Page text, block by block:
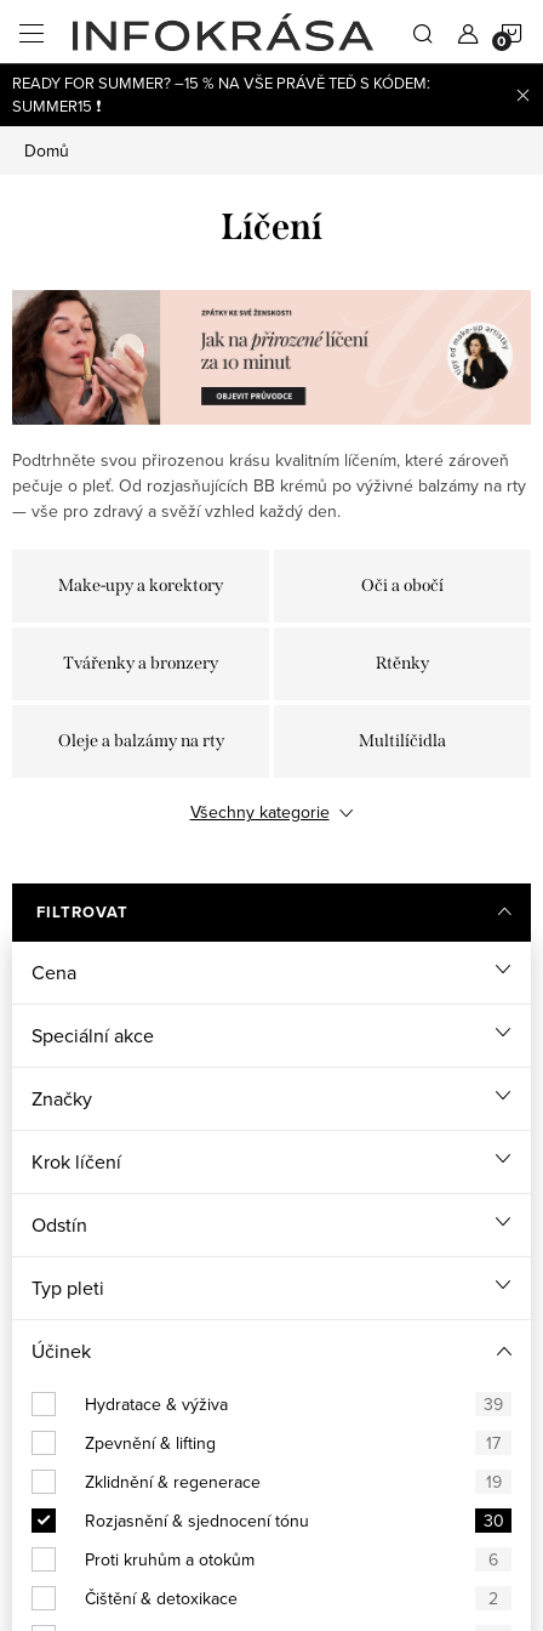
obsah
READY FOR SUMMER? –15 % NA VŠE PRÁVĚ TEĎ S KÓDEM:
SUMMER15 ❗
Domů
Líčení
Podtrhněte svou přirozenou krásu kvalitním líčením, které zároveň
pečuje o pleť. Od rozjasňujících BB krémů po výživné balzámy na rty
— vše pro zdravý a svěží vzhled každý den.
Make-upy a korektory Oči a obočí
Tvářenky a bronzery Rtěnky
Oleje a balzámy na rty Multilíčidla
Laky na nehty Štětce a příslušenství
Všechny kategorie
FILTROVAT
Cena
Speciální akce
Značky
Krok líčení
Odstín
Typ pleti
Účinek
Hydratace & výživa
39
Zpevnění & lifting
17
Zklidnění & regenerace
19
Rozjasnění & sjednocení tónu
30
Proti kruhům a otokům
6
Čištění & detoxikace
2